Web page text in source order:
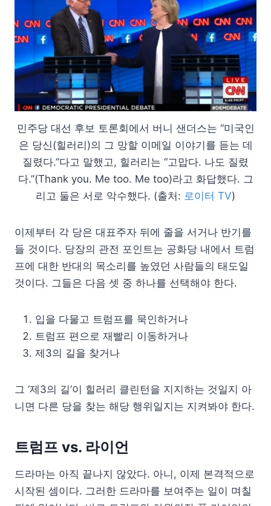
민주당 대선 후보 토론회에서 버니 샌더스는 “미국인
은 당신(힐러리)의 그 망할 이메일 이야기를 듣는 데
질렸다.”다고 말했고, 힐러리는 “고맙다. 나도 질렸
다.”(Thank you. Me too. Me too)라고 화답했다. 그
리고 둘은 서로 악수했다. (출처: 로이터 TV)
이제부터 각 당은 대표주자 뒤에 줄을 서거나 반기를
들 것이다. 당장의 관전 포인트는 공화당 내에서 트럼
프에 대한 반대의 목소리를 높였던 사람들의 태도일
것이다. 그들은 다음 셋 중 하나를 선택해야 한다.
입을 다물고 트럼프를 묵인하거나
트럼프 편으로 재빨리 이동하거나
제3의 길을 찾거나
그 ‘제3의 길’이 힐러리 클린턴을 지지하는 것일지 아
니면 다른 당을 찾는 해당 행위일지는 지켜봐야 한다.
트럼프 vs. 라이언
드라마는 아직 끝나지 않았다. 아니, 이제 본격적으로
시작된 셈이다. 그러한 드라마를 보여주는 일이 며칠